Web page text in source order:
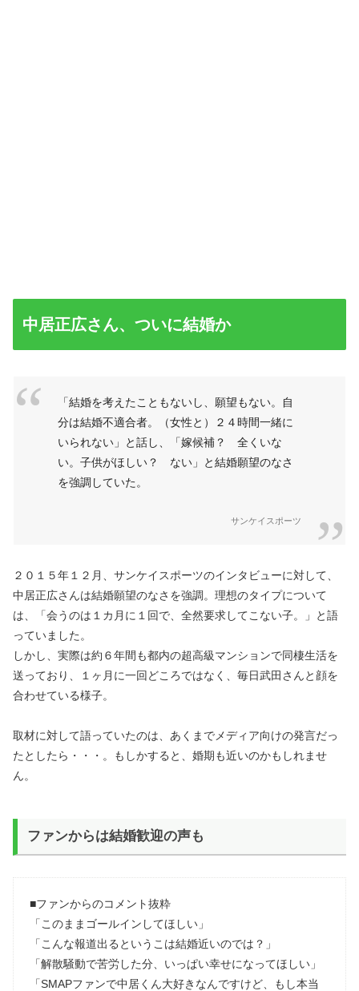
中居正広さん、ついに結婚か
「結婚を考えたこともないし、願望もない。自
分は結婚不適合者。（女性と）２４時間一緒に
いられない」と話し、「嫁候補？ 全くいな
い。子供がほしい？ ない」と結婚願望のなさ
を強調していた。
サンケイスポーツ
２０１５年１２月、サンケイスポーツのインタビューに対して、
中居正広さんは結婚願望のなさを強調。理想のタイプについて
は、「会うのは１カ月に１回で、全然要求してこない子。」と語
っていました。
しかし、実際は約６年間も都内の超高級マンションで同棲生活を
送っており、１ヶ月に一回どころではなく、毎日武田さんと顔を
合わせている様子。
取材に対して語っていたのは、あくまでメディア向けの発言だっ
たとしたら・・・。もしかすると、婚期も近いのかもしれませ
ん。
ファンからは結婚歓迎の声も
■ファンからのコメント抜粋
「このままゴールインしてほしい」
「こんな報道出るというこは結婚近いのでは？」
「解散騒動で苦労した分、いっぱい幸せになってほしい」
「SMAPファンで中居くん大好きなんですけど、もし本当